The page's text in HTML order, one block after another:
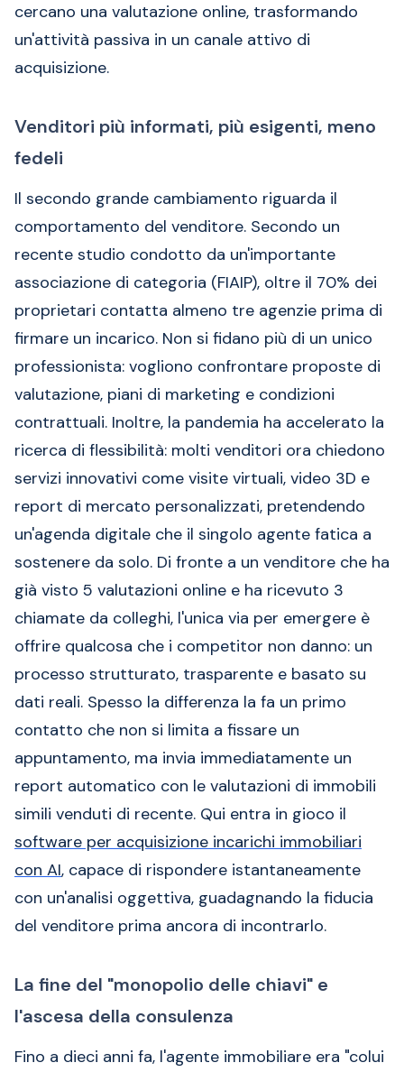
cercano una valutazione online, trasformando
un'attività passiva in un canale attivo di
acquisizione.
Venditori più informati, più esigenti, meno
fedeli
Il secondo grande cambiamento riguarda il
comportamento del venditore. Secondo un
recente studio condotto da un'importante
associazione di categoria (FIAIP), oltre il 70% dei
proprietari contatta almeno tre agenzie prima di
firmare un incarico. Non si fidano più di un unico
professionista: vogliono confrontare proposte di
valutazione, piani di marketing e condizioni
contrattuali. Inoltre, la pandemia ha accelerato la
ricerca di flessibilità: molti venditori ora chiedono
servizi innovativi come visite virtuali, video 3D e
report di mercato personalizzati, pretendendo
un'agenda digitale che il singolo agente fatica a
sostenere da solo. Di fronte a un venditore che ha
già visto 5 valutazioni online e ha ricevuto 3
chiamate da colleghi, l'unica via per emergere è
offrire qualcosa che i competitor non danno: un
processo strutturato, trasparente e basato su
dati reali. Spesso la differenza la fa un primo
contatto che non si limita a fissare un
appuntamento, ma invia immediatamente un
report automatico con le valutazioni di immobili
simili venduti di recente. Qui entra in gioco il
software per acquisizione incarichi immobiliari
con AI, capace di rispondere istantaneamente
con un'analisi oggettiva, guadagnando la fiducia
del venditore prima ancora di incontrarlo.
La fine del "monopolio delle chiavi" e
l'ascesa della consulenza
Fino a dieci anni fa, l'agente immobiliare era "colui